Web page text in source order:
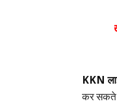
KKN
कर सकते